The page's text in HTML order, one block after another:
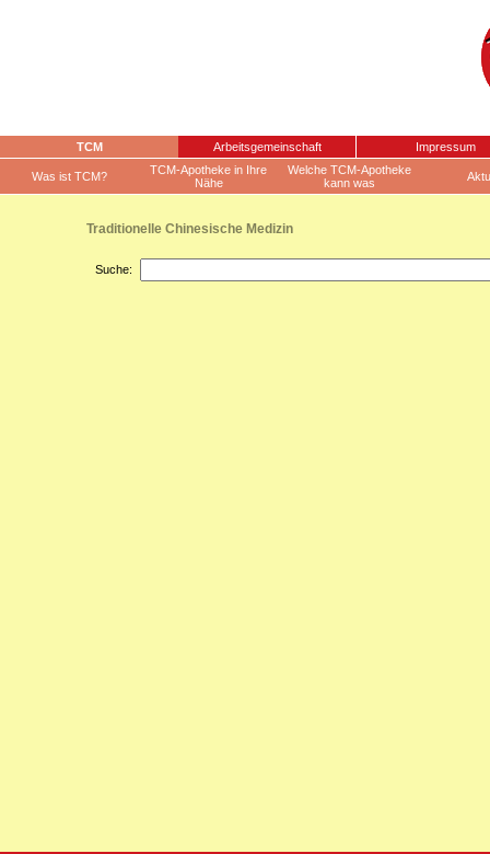
TCM Arbeitsgemeinschaft Impressum
Was ist TCM?
TCM-Apotheke in Ihre
Nähe
Welche TCM-Apotheke
kann was
Traditionelle Chinesische Medizin
Suche: